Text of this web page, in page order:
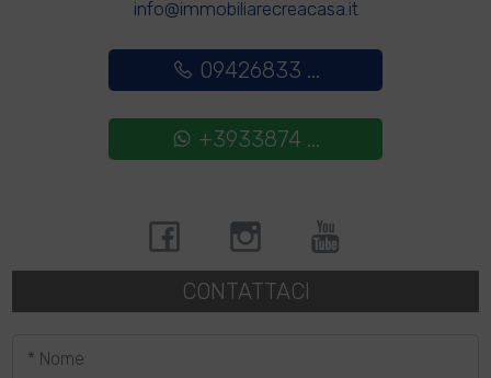
info@immobiliarecreacasa.it
09426833 ...
+3933874 ...
CONTATTACI
* Nome